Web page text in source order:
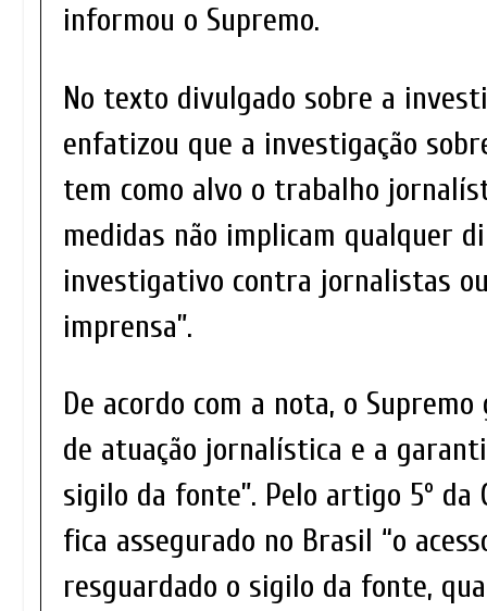
informou o Supremo.
No texto divulgado sobre a
enfatizou que a investigação
tem como alvo o trabalho
medidas não implicam qualquer
investigativo contra jornalistas
imprensa”.
De acordo com a nota, o
de atuação jornalística e a
sigilo da fonte”. Pelo artigo 5º da
fica assegurado no Brasil “o
resguardado o sigilo da fonte,